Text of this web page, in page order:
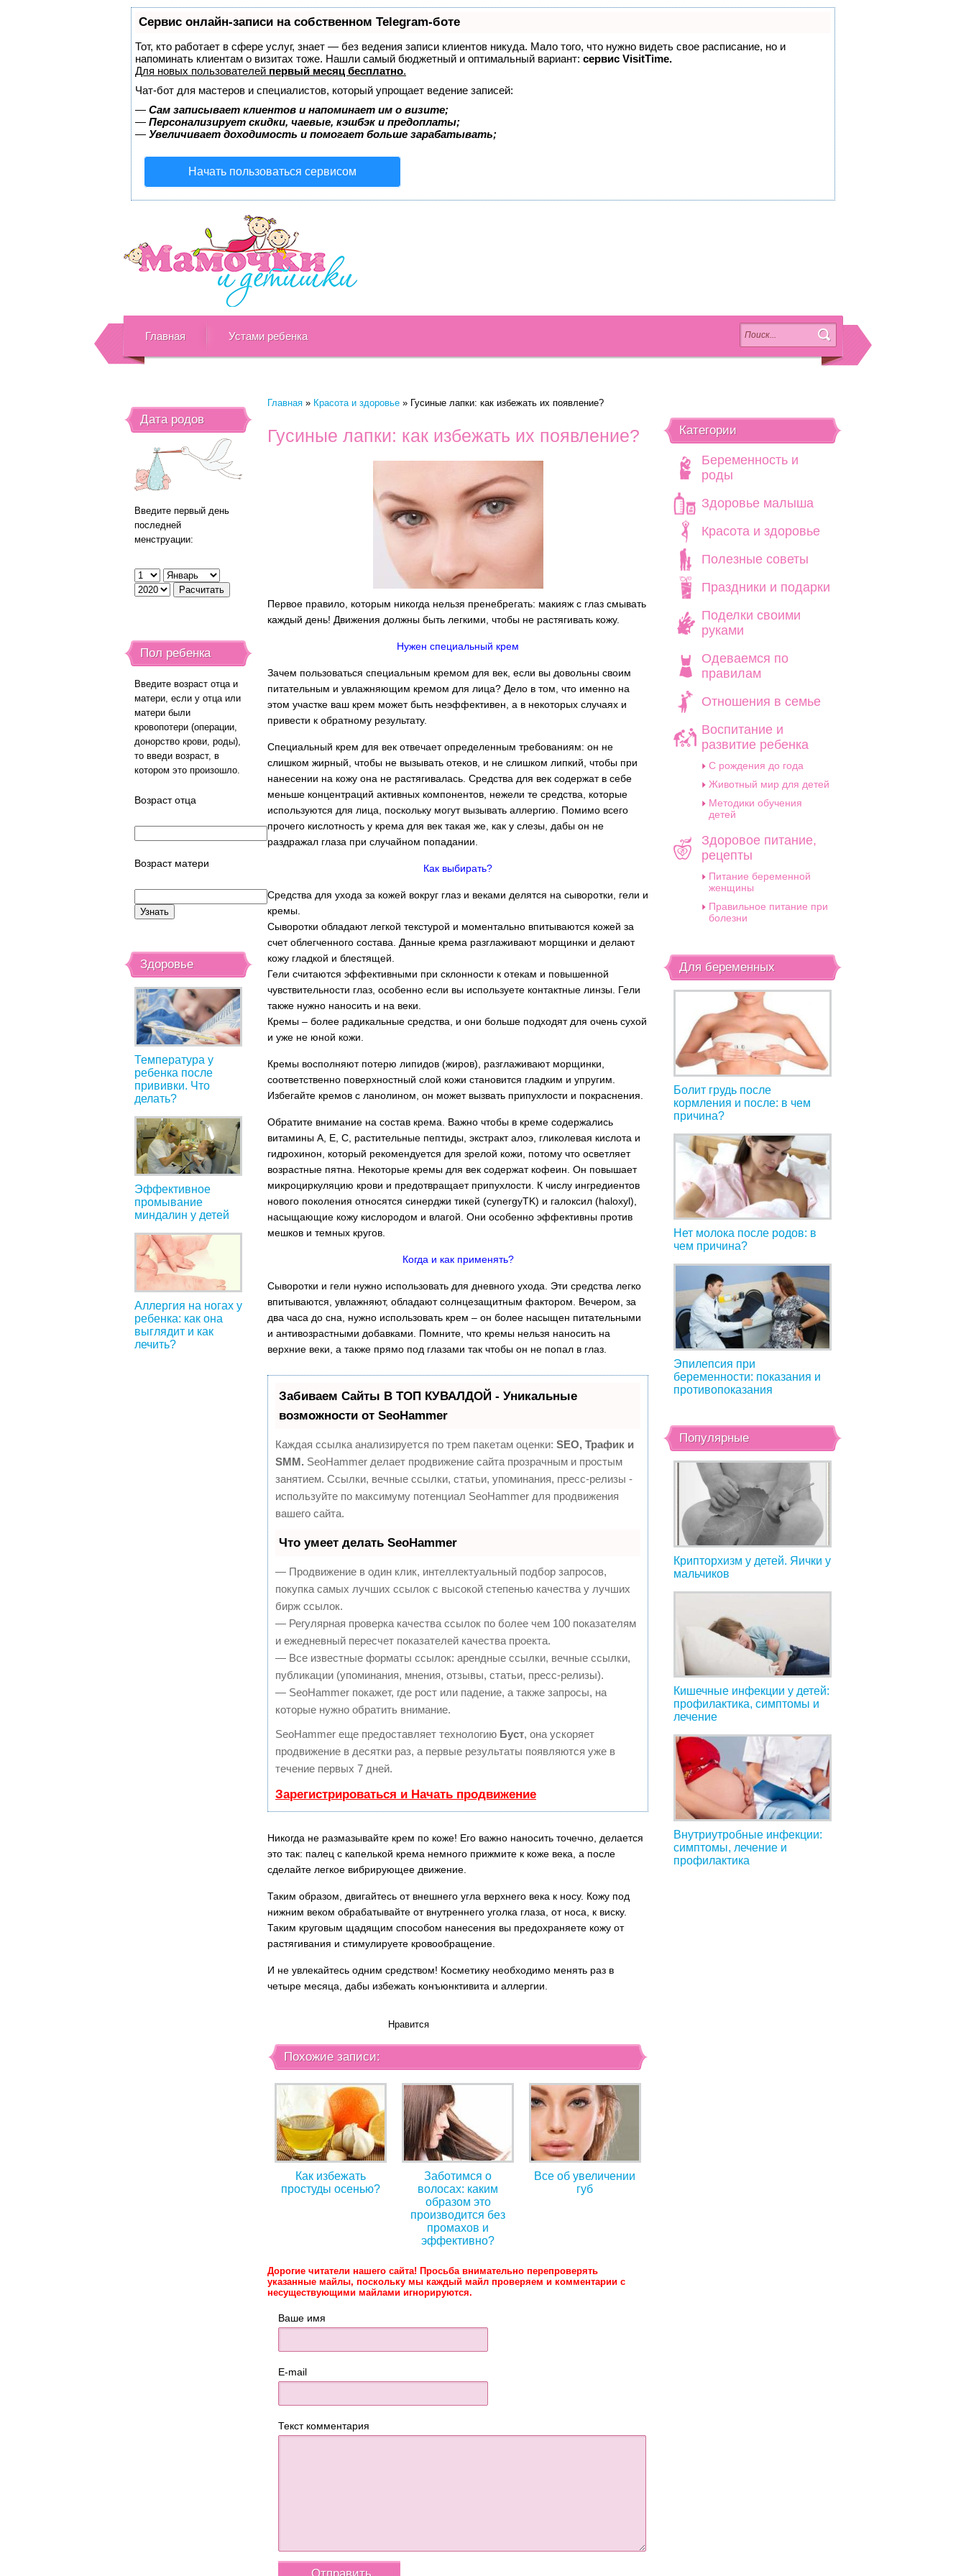
Сервис онлайн-записи на собственном Telegram-боте
Тот, кто работает в сфере услуг, знает — без ведения записи клиентов никуда. Мало того, что нужно видеть свое расписание, но и
напоминать клиентам о визитах тоже. Нашли самый бюджетный и оптимальный вариант: сервис VisitTime.
Для новых пользователей первый месяц бесплатно.
Чат-бот для мастеров и специалистов, который упрощает ведение записей:
— Сам записывает клиентов и напоминает им о визите;
— Персонализирует скидки, чаевые, кэшбэк и предоплаты;
— Увеличивает доходимость и помогает больше зарабатывать;
Начать пользоваться сервисом
Главная Устами ребенка
Главная » Красота и здоровье » Гусиные лапки: как избежать их появление?
Гусиные лапки: как избежать их появление?
Первое правило, которым никогда нельзя пренебрегать: макияж с глаз смывать
каждый день! Движения должны быть легкими, чтобы не растягивать кожу.
Нужен специальный крем
Зачем пользоваться специальным кремом для век, если вы довольны своим
питательным и увлажняющим кремом для лица? Дело в том, что именно на
этом участке ваш крем может быть неэффективен, а в некоторых случаях и
привести к обратному результату.
Специальный крем для век отвечает определенным требованиям: он не
слишком жирный, чтобы не вызывать отеков, и не слишком липкий, чтобы при
нанесении на кожу она не растягивалась. Средства для век содержат в себе
меньше концентраций активных компонентов, нежели те средства, которые
используются для лица, поскольку могут вызывать аллергию. Помимо всего
прочего кислотность у крема для век такая же, как у слезы, дабы он не
раздражал глаза при случайном попадании.
Как выбирать?
Средства для ухода за кожей вокруг глаз и веками делятся на сыворотки, гели и
кремы.
Сыворотки обладают легкой текстурой и моментально впитываются кожей за
счет облегченного состава. Данные крема разглаживают морщинки и делают
кожу гладкой и блестящей.
Гели считаются эффективными при склонности к отекам и повышенной
чувствительности глаз, особенно если вы используете контактные линзы. Гели
также нужно наносить и на веки.
Кремы – более радикальные средства, и они больше подходят для очень сухой
и уже не юной кожи.
Кремы восполняют потерю липидов (жиров), разглаживают морщинки,
соответственно поверхностный слой кожи становится гладким и упругим.
Избегайте кремов с ланолином, он может вызвать припухлости и покраснения.
Обратите внимание на состав крема. Важно чтобы в креме содержались
витамины A, E, C, растительные пептиды, экстракт алоэ, гликолевая кислота и
гидрохинон, который рекомендуется для зрелой кожи, потому что осветляет
возрастные пятна. Некоторые кремы для век содержат кофеин. Он повышает
микроциркуляцию крови и предотвращает припухлости. К числу ингредиентов
нового поколения относятся синерджи тикей (cynergyTK) и галоксил (haloxyl),
насыщающие кожу кислородом и влагой. Они особенно эффективны против
мешков и темных кругов.
Когда и как применять?
Сыворотки и гели нужно использовать для дневного ухода. Эти средства легко
впитываются, увлажняют, обладают солнцезащитным фактором. Вечером, за
два часа до сна, нужно использовать крем – он более насыщен питательными
и антивозрастными добавками. Помните, что кремы нельзя наносить на
верхние веки, а также прямо под глазами так чтобы он не попал в глаз.
Забиваем Сайты В ТОП КУВАЛДОЙ - Уникальные
возможности от SeoHammer
Каждая ссылка анализируется по трем пакетам оценки:SEO, Трафик и
SMM. SeoHammer делает продвижение сайта прозрачным и простым
занятием. Ссылки, вечные ссылки, статьи, упоминания, пресс-релизы -
используйте по максимуму потенциал SeoHammer для продвижения
вашего сайта.
Что умеет делать SeoHammer
— Продвижение в один клик, интеллектуальный подбор запросов,
покупка самых лучших ссылок с высокой степенью качества у лучших
бирж ссылок.
— Регулярная проверка качества ссылок по более чем 100 показателям
и ежедневный пересчет показателей качества проекта.
— Все известные форматы ссылок: арендные ссылки, вечные ссылки,
публикации (упоминания, мнения, отзывы, статьи, пресс-релизы).
— SeoHammer покажет, где рост или падение, а также запросы, на
которые нужно обратить внимание.
SeoHammer еще предоставляет технологию Буст, она ускоряет
продвижение в десятки раз, а первые результаты появляются уже в
течение первых 7 дней.
Зарегистрироваться и Начать продвижение
Никогда не размазывайте крем по коже! Его важно наносить точечно, делается
это так: палец с капелькой крема немного прижмите к коже века, а после
сделайте легкое вибрирующее движение.
Таким образом, двигайтесь от внешнего угла верхнего века к носу. Кожу под
нижним веком обрабатывайте от внутреннего уголка глаза, от носа, к виску.
Таким круговым щадящим способом нанесения вы предохраняете кожу от
растягивания и стимулируете кровообращение.
И не увлекайтесь одним средством! Косметику необходимо менять раз в
четыре месяца, дабы избежать конъюнктивита и аллергии.
Нравится
Похожие записи:
Как избежать
простуды осенью?
Заботимся о
волосах: каким
образом это
производится без
промахов и
эффективно?
Все об увеличении
губ
Дорогие читатели нашего сайта! Просьба внимательно перепроверять
указанные майлы, поскольку мы каждый майл проверяем и комментарии с
несуществующими майлами игнорируются.
Ваше имя
E-mail
Текст комментария
Дата родов
Введите первый день
последней
менструации:
Пол ребенка
Введите возраст отца и
матери, если у отца или
матери были
кровопотери (операции,
донорство крови, роды),
то введи возраст, в
котором это произошло.
Возраст отца
Возраст матери
Здоровье
Температура у
ребенка после
прививки. Что
делать?
Эффективное
промывание
миндалин у детей
Аллергия на ногах у
ребенка: как она
выглядит и как
лечить?
Категории
Беременность и
роды
Здоровье малыша
Красота и здоровье
Полезные советы
Праздники и подарки
Поделки своими
руками
Одеваемся по
правилам
Отношения в семье
Воспитание и
развитие ребенка
C рождения до года
Животный мир для детей
Методики обучения
детей
Здоровое питание,
рецепты
Питание беременной
женщины
Правильное питание при
болезни
Для беременных
Болит грудь после
кормления и после: в чем
причина?
Нет молока после родов: в
чем причина?
Эпилепсия при
беременности: показания и
противопоказания
Популярные
Крипторхизм у детей. Яички у
мальчиков
Кишечные инфекции у детей:
профилактика, симптомы и
лечение
Внутриутробные инфекции:
симптомы, лечение и
профилактика